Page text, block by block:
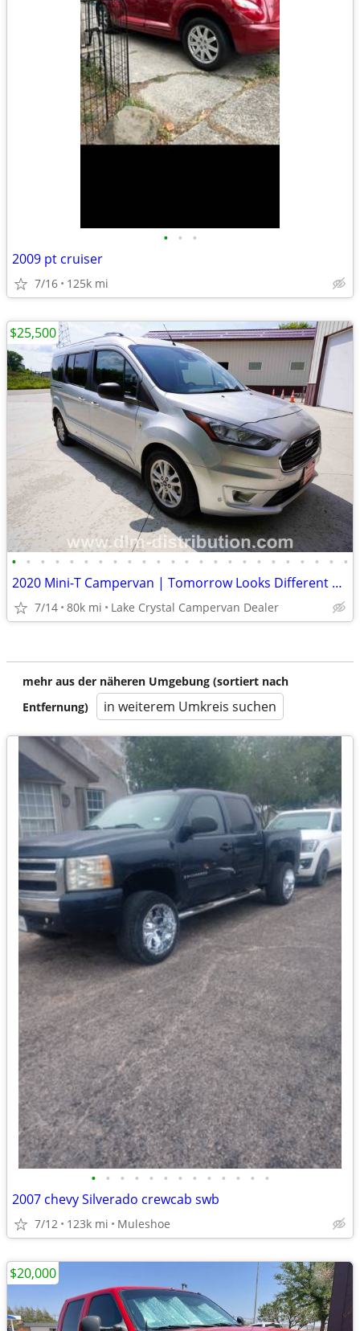
• • •
2009 pt cruiser
7/16 125k mi
• • • • • • • • • • • • • • • • • • • • • • • •
2020 Mini-T Campervan | Tomorrow Looks Different When You're Ready
7/14 80k mi Lake Crystal Campervan Dealer
$25,500
mehr aus der näheren Umgebung (sortiert nach
Entfernung)
in weiterem Umkreis suchen
• • • • • • • • • • • • •
2007 chevy Silverado crewcab swb
7/12 123k mi Muleshoe
$20,000